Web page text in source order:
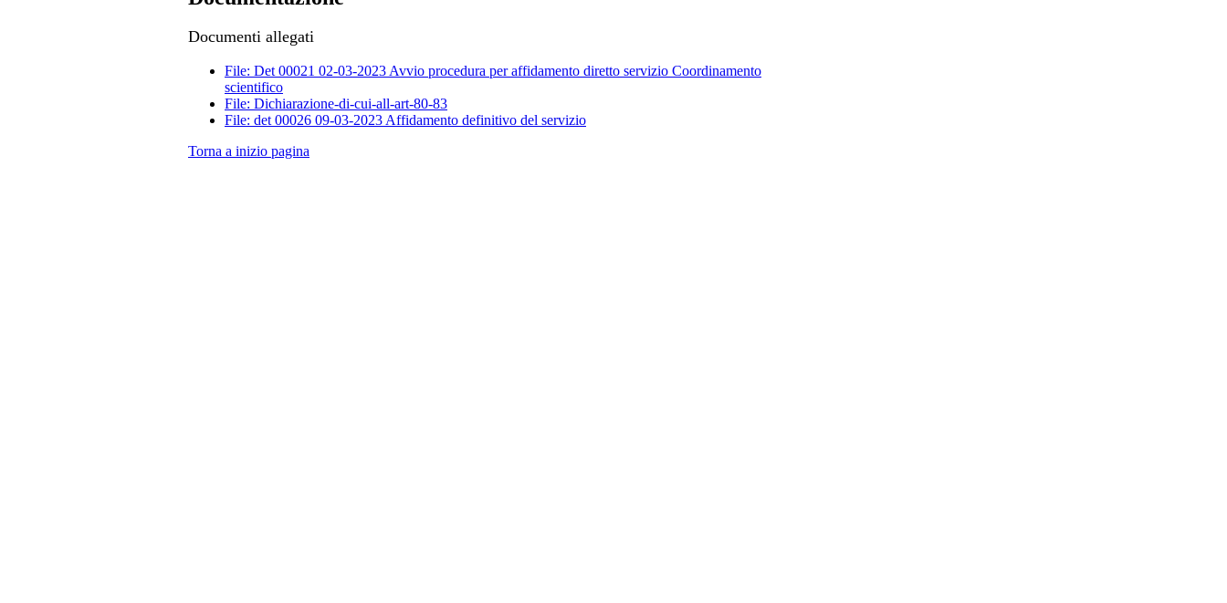
Documenti allegati
File: Det 00021 02-03-2023 Avvio procedura per affidamento diretto servizio Coordinamento
scientifico
File: Dichiarazione-di-cui-all-art-80-83
File: det 00026 09-03-2023 Affidamento definitivo del servizio
Torna a inizio pagina